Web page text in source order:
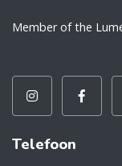
Member of the
Telefoon